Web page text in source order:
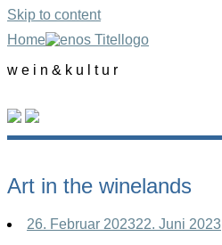
Skip to content
Home
w e i n & k u l t u r
Art in the winelands
26. Februar 202322. Juni 2023